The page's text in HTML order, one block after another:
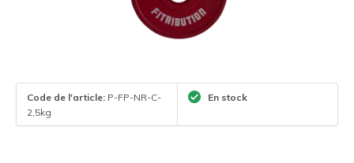
Code de l'article: P-FP-NR-C-
2,5kg
En stock